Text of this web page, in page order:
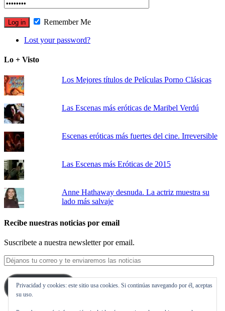
Remember Me
Lost your password?
Lo + Visto
Los Mejores títulos de Películas Porno Clásicas
Las Escenas más eróticas de Maribel Verdú
Escenas eróticas más fuertes del cine. Irreversible
Las Escenas más Eróticas de 2015
Anne Hathaway desnuda. La actriz muestra su
lado más salvaje
Recibe nuestras noticias por email
Suscribete a nuestra newsletter por email.
Déjanos
tu
correo
y
te
Suscribirse
Privacidad y cookies: este sitio usa cookies. Si continúas navegando por él, aceptas
su uso.